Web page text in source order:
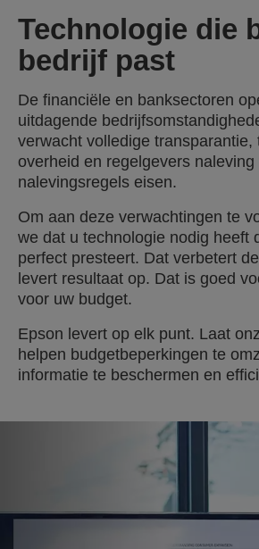
Technologie die
bedrijf past
De financiële en banksectoren
uitdagende
verwacht volledige transparantie,
overheid en regelgevers naleving
nalevingsregels eisen.
Om aan deze verwachtingen te
we dat u technologie nodig heeft
perfect presteert. Dat verbetert
levert resultaat op. Dat is goed
voor uw budget.
Epson levert op elk punt. Laat
helpen budgetbeperkingen te
informatie te beschermen en